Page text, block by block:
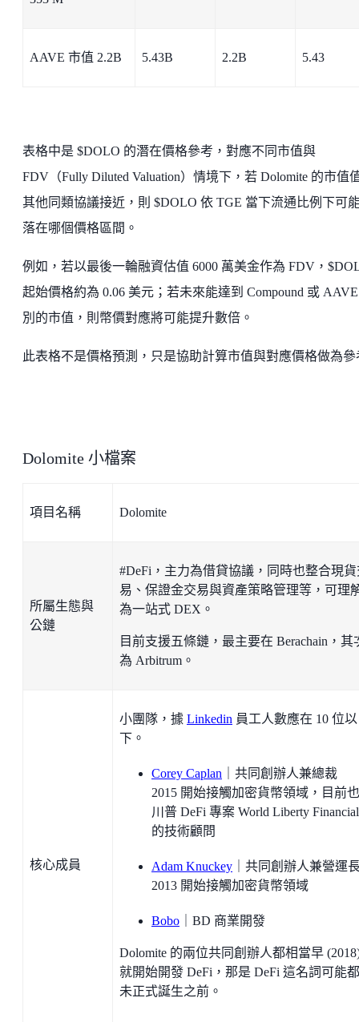
AAVE 市值 2.2B 5.43B 2.2B 5.43
表格中是 $DOLO 的潛在價格參考，對應不同市值與
FDV（Fully Diluted Valuation）情境下，若 Dolomite 的市值
其他同類協議接近，則 $DOLO 依 TGE 當下流通比例下可
落在哪個價格區間。
例如，若以最後一輪融資估值 6000 萬美金作為 FDV，
起始價格約為 0.06 美元；若未來能達到 Compound 或
別的市值，則幣價對應將可能提升數倍。
此表格不是價格預測，只是協助計算市值與對應價格做為參
Dolomite 小檔案
項目名稱 Dolomite
所屬生態與
公鏈
#DeFi，主力為借貸協議，同時也整合現貨
易、保證金交易與資產策略管理等，可理
為一站式 DEX。
目前支援五條鏈，最主要在 Berachain，其
為 Arbitrum。
核心成員
小團隊，據 Linkedin 員工人數應在 10 位以
下。
Corey Caplan ｜共同創辦人兼總裁
2015 開始接觸加密貨幣領域，目前
川普 DeFi 專案 World Liberty Financial
的技術顧問
Adam Knuckey ｜共同創辦人兼營運
2013 開始接觸加密貨幣領域
Bobo ｜BD 商業開發
Dolomite 的兩位共同創辦人都相當早
就開始開發 DeFi，那是 DeFi 這名詞可能
未正式誕生之前。